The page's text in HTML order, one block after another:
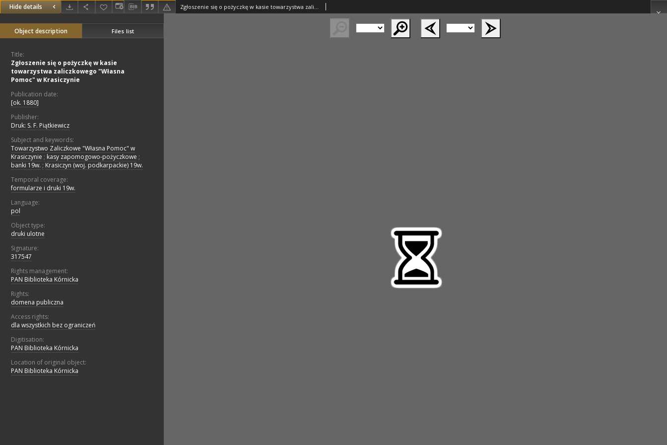
Hide details Zgłoszenie się o pożyczkę w kasie towarzystwa zaliczkowego "Własna Pomoc" w Krasiczynie
Object description Files list
Title:
Zgłoszenie się o pożyczkę w kasie
towarzystwa zaliczkowego "Własna
Pomoc" w Krasiczynie
Publication date:
[ok. 1880]
Publisher:
Druk: S. F. Piątkiewicz
Subject and keywords:
Towarzystwo Zaliczkowe "Własna Pomoc" w
Krasiczynie ; kasy zapomogowo-pożyczkowe ;
banki 19w. ; Krasiczyn (woj. podkarpackie) 19w.
Temporal coverage:
formularze i druki 19w.
Language:
pol
Object type:
druki ulotne
Signature:
317547
Rights management:
PAN Biblioteka Kórnicka
Rights:
domena publiczna
Access rights:
dla wszystkich bez ograniczeń
Digitisation:
PAN Biblioteka Kórnicka
Location of original object:
PAN Biblioteka Kórnicka